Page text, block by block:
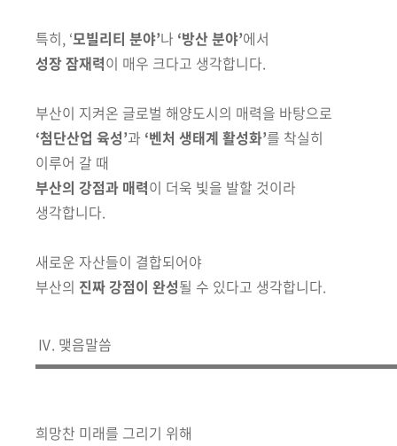
특히, ‘모빌리티 분야’나 ‘방산 분야’에서
성장 잠재력이 매우 크다고 생각합니다.
부산이 지켜온 글로벌 해양도시의 매력을 바탕으로
‘첨단산업 육성’과 ‘벤처 생태계 활성화’를 착실히
이루어 갈 때
부산의 강점과 매력이 더욱 빛을 발할 것이라
생각합니다.
새로운 자산들이 결합되어야
부산의 진짜 강점이 완성될 수 있다고 생각합니다.
Ⅳ. 맺음말씀
희망찬 미래를 그리기 위해